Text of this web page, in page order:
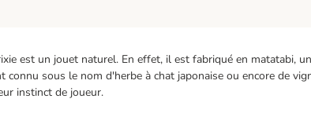
est un jouet naturel. En effet, il est fabriqué en matatabi,
connu sous le nom d'herbe à chat japonaise ou encore de
instinct de joueur.